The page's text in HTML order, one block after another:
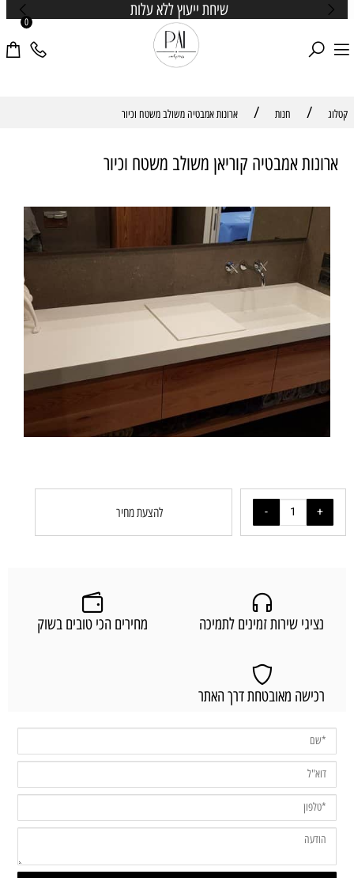
שיחת ייעוץ ללא עלות
0
קטלוג / חנות / ארונות אמבטיה משולב משטח וכיור
ארונות אמבטיה קוריאן משולב משטח וכיור
להצעת מחיר
נציגי שירות זמינים לתמיכה מחירים הכי טובים בשוק
רכישה מאובטחת דרך האתר